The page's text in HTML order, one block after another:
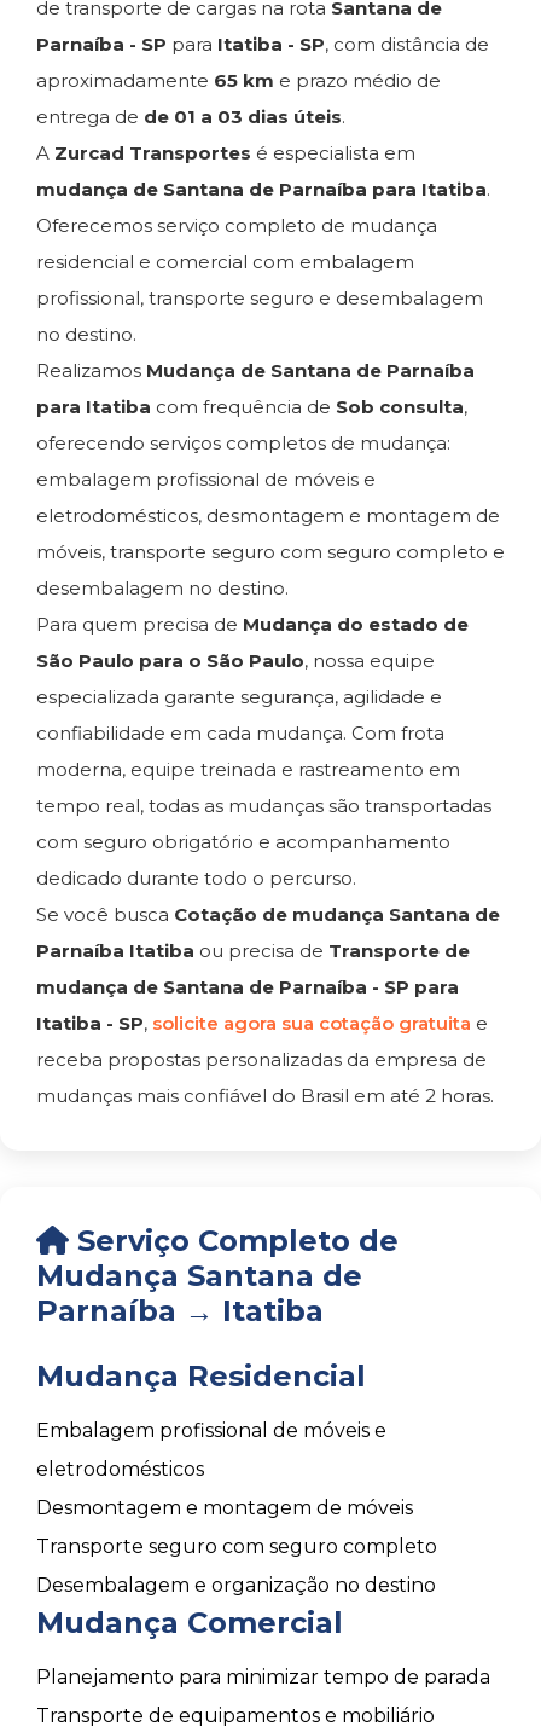
de transporte de cargas na rota Santana de
Parnaíba - SP para Itatiba - SP, com distância de
aproximadamente 65 km e prazo médio de
entrega de de 01 a 03 dias úteis.
A Zurcad Transportes é especialista em
mudança de Santana de Parnaíba para Itatiba.
Oferecemos serviço completo de mudança
residencial e comercial com embalagem
profissional, transporte seguro e desembalagem
no destino.
Realizamos Mudança de Santana de Parnaíba
para Itatiba com frequência de Sob consulta,
oferecendo serviços completos de mudança:
embalagem profissional de móveis e
eletrodomésticos, desmontagem e montagem de
móveis, transporte seguro com seguro completo e
desembalagem no destino.
Para quem precisa de Mudança do estado de
São Paulo para o São Paulo, nossa equipe
especializada garante segurança, agilidade e
confiabilidade em cada mudança. Com frota
moderna, equipe treinada e rastreamento em
tempo real, todas as mudanças são transportadas
com seguro obrigatório e acompanhamento
dedicado durante todo o percurso.
Se você busca Cotação de mudança Santana de
Parnaíba Itatiba ou precisa de Transporte de
mudança de Santana de Parnaíba - SP para
Itatiba - SP, solicite agora sua cotação gratuita e
receba propostas personalizadas da empresa de
mudanças mais confiável do Brasil em até 2 horas.
Serviço Completo de
Mudança Santana de
Parnaíba → Itatiba
Mudança Residencial
Embalagem profissional de móveis e
eletrodomésticos
Desmontagem e montagem de móveis
Transporte seguro com seguro completo
Desembalagem e organização no destino
Mudança Comercial
Planejamento para minimizar tempo de parada
Transporte de equipamentos e mobiliário